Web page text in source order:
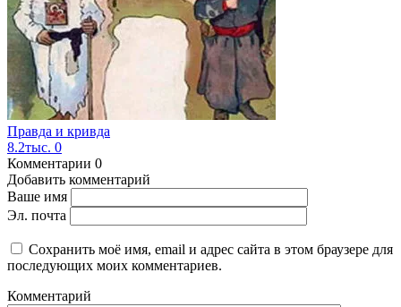
Правда и кривда
8.2тыс. 0
Комментарии 0
Добавить комментарий
Ваше имя
Эл. почта
Сохранить моё имя, email и адрес сайта в этом браузере для
последующих моих комментариев.
Комментарий